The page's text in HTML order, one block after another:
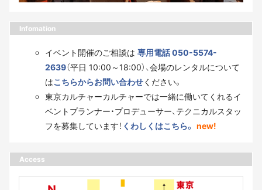
Infomation
イベント開催のご相談は 専用電話 050-5574-
2639（平日 10:00～18:00）、会場のレンタルについて
はこちらからお問い合わせください。
東京カルチャーカルチャーでは一緒に働いてくれるイ
ベントプランナー・プロデューサー、テクニカルスタッ
フを募集しています！ くわしくはこちら。 new!
Access